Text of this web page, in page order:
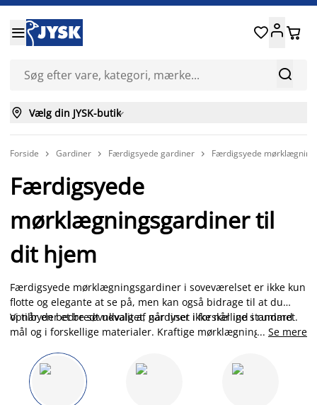


 
 Vælg din JYSK-butik
Forside  Gardiner  Færdigsyede gardiner  Færdigsyede
Færdigsyede
mørklægningsgardiner til
dit hjem
Færdigsyede mørklægningsgardiner i soveværelset er ikke kun
flotte og elegante at se på, men kan også bidrage til at du
opnår en bedre søvnkvalitet, når lyset ikke når ind i rummet.
Vi tilbyder et bredt udvalg af gardiner i forskellige standard
mål og i forskellige materialer. Kraftige mørklægningsgardiner
samtidig holde lidt af varmen og eventuelt træk ude af
rummet. Vores færdigsyede mørklægningsgardinerne fås
både i grå, blå, grøn, sand og sort. Gå på opdagelse i vores
... Se mere